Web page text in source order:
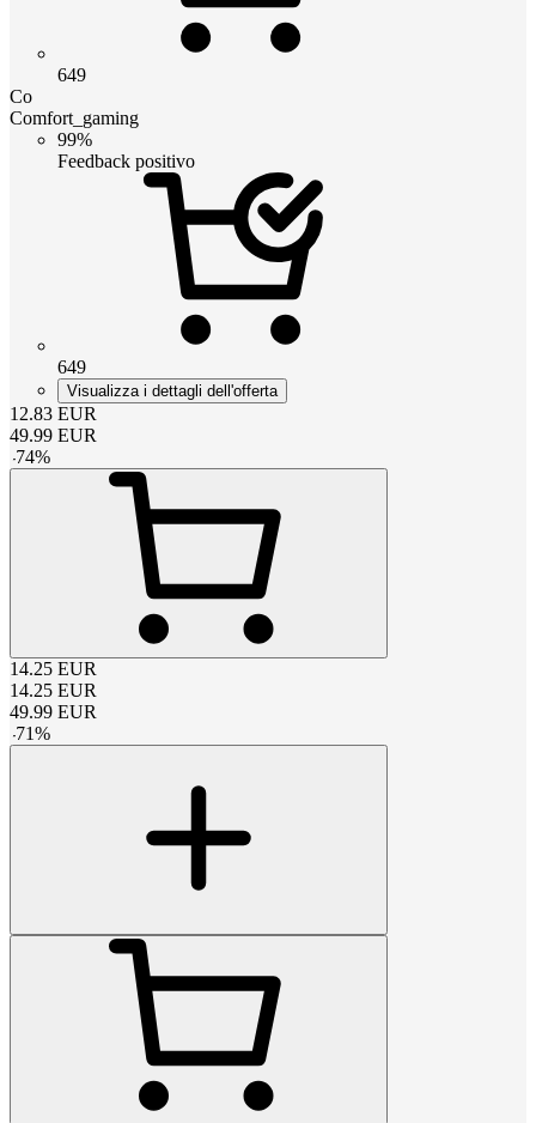
649
Co
Comfort_gaming
99%
Feedback positivo
649
Visualizza i dettagli dell'offerta
12.83 EUR
49.99 EUR
-74%
14.25 EUR
14.25 EUR
49.99 EUR
-71%